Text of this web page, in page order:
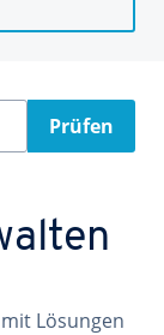
Prüfen
Lösungen